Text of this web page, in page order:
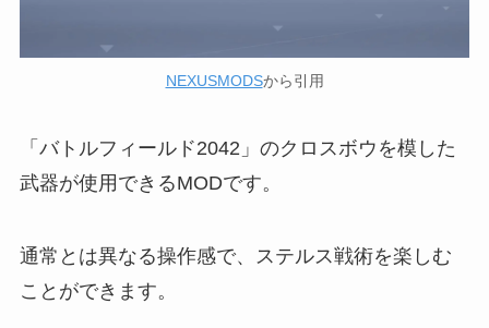
NEXUSMODSから引用
「バトルフィールド2042」のクロスボウを模した
武器が使用できるMODです。
通常とは異なる操作感で、ステルス戦術を楽しむ
ことができます。